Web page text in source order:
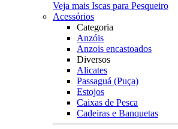
Veja mais Iscas para Pesqueiro
Acessórios
Categoria
Anzóis
Anzois encastoados
Diversos
Alicates
Passaguá (Puça)
Estojos
Caixas de Pesca
Cadeiras e Banquetas